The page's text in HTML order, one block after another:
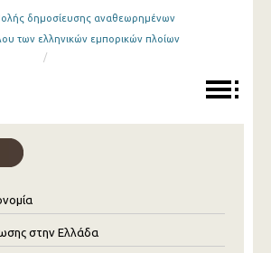
δημοσίευσης αναθεωρημένων
των ελληνικών εμπορικών πλοίων
/
στην Ελλάδα